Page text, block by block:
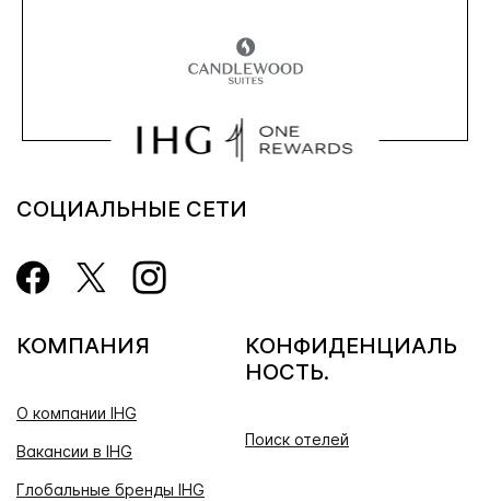
СОЦИАЛЬНЫЕ СЕТИ
КОМПАНИЯ
О компании IHG
Вакансии в IHG
Глобальные бренды IHG
КОНФИДЕНЦИАЛЬ
НОСТЬ.
Поиск отелей